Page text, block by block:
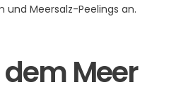
Meersalz-Peelings an.
Meer